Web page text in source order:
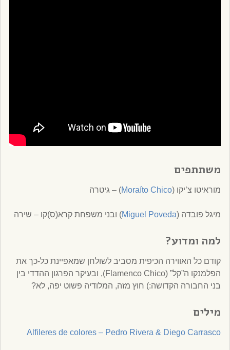
משתתפים
מוראיטו צ’יקו (Moraíto Chico) – גיטרה
מיגל פובדה (Miguel Poveda) ובני משפחת קרא(ס)קו – שירה
למה ומדוע?
קודם כל האווירה הכיפית מסביב לשולחן שמאפיינת כל-כך את
הפלמנקו ה”קל” (Flamenco Chico), ובעיקר הפרגון ההדדי בין
בני החבורה הקדושה:) חוץ מזה, המלודיה פשוט יפה, לא?
מילים
Alfileres de colores – Pedro Rivera & Diego Carrasco